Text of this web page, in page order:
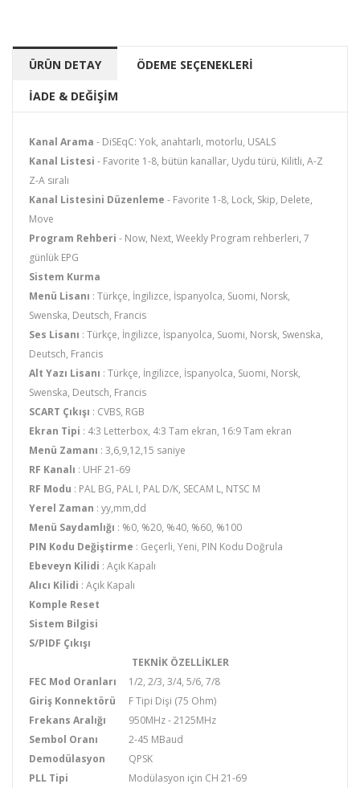
ÜRÜN DETAY ÖDEME SEÇENEKLERİ
İADE & DEĞİŞİM
Kanal Arama - DiSEqC: Yok, anahtarlı, motorlu, USALS
Kanal Listesi - Favorite 1-8, bütün kanallar, Uydu türü, Kilitli, A-Z
Z-A sıralı
Kanal Listesini Düzenleme - Favorite 1-8, Lock, Skip, Delete,
Move
Program Rehberi - Now, Next, Weekly Program rehberleri, 7
günlük EPG
Sistem Kurma
Menü Lisanı : Türkçe, İngilizce, İspanyolca, Suomi, Norsk,
Swenska, Deutsch, Francis
Ses Lisanı : Türkçe, İngilizce, İspanyolca, Suomi, Norsk, Swenska,
Deutsch, Francis
Alt Yazı Lisanı : Türkçe, İngilizce, İspanyolca, Suomi, Norsk,
Swenska, Deutsch, Francis
SCART Çıkışı : CVBS, RGB
Ekran Tipi : 4:3 Letterbox, 4:3 Tam ekran, 16:9 Tam ekran
Menü Zamanı : 3,6,9,12,15 saniye
RF Kanalı : UHF 21-69
RF Modu : PAL BG, PAL I, PAL D/K, SECAM L, NTSC M
Yerel Zaman : yy,mm,dd
Menü Saydamlığı : %0, %20, %40, %60, %100
PIN Kodu Değiştirme : Geçerli, Yeni, PIN Kodu Doğrula
Ebeveyn Kilidi : Açık Kapalı
Alıcı Kilidi : Açık Kapalı
Komple Reset
Sistem Bilgisi
S/PIDF Çıkışı
TEKNİK ÖZELLİKLER
FEC Mod Oranları
1/2, 2/3, 3/4, 5/6, 7/8
Giriş Konnektörü
F Tipi Dişi (75 Ohm)
Frekans Aralığı
950MHz - 2125MHz
Sembol Oranı
2-45 MBaud
Demodülasyon
QPSK
PLL Tipi
Modülasyon için CH 21-69